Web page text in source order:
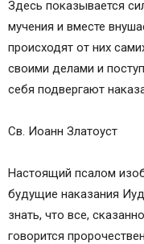
Здесь показывается
мучения и вместе
происходят от них
своими делами и
себя подвергают
Св. Иоанн Златоуст
Настоящий псалом
будущие наказания
знать, что все,
говорится